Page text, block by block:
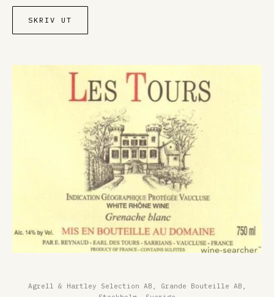
SKRIV UT
Agrell & Hartley Selection AB, Grande Bouteille AB,